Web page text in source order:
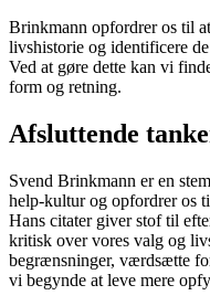
Brinkmann opfordrer os til
livshistorie og identificere
Ved at gøre dette kan vi
form og retning.
Afsluttende
Svend Brinkmann er en
help-kultur og opfordrer os
Hans citater giver stof til
kritisk over vores valg og
begrænsninger, værdsætte
vi begynde at leve mere